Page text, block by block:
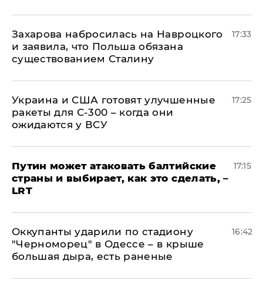
​Захарова набросилась на Навроцкого
и заявила, что Польша обязана
существованием Сталину
17:33
Украина и США готовят улучшенные
ракеты для С-300 – когда они
ожидаются у ВСУ
17:25
Путин может атаковать балтийские
страны и выбирает, как это сделать, –
LRT
17:15
Оккупанты ударили по стадиону
"Черноморец" в Одессе – в крыше
большая дыра, есть раненые
16:42